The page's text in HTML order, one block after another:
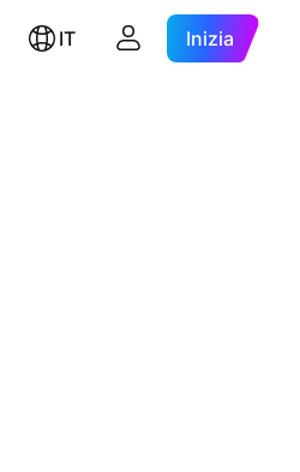
IT Inizia